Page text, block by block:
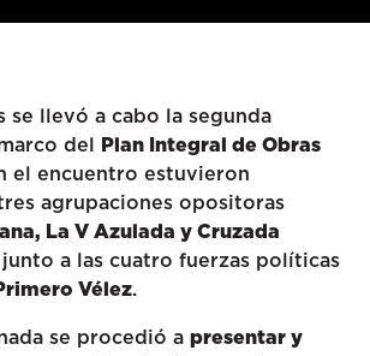
se llevó a cabo la segunda
del
Plan Integral de Obras
el encuentro estuvieron
agrupaciones opositoras
La V Azulada y Cruzada
junto a las cuatro fuerzas políticas
Vélez.
se procedió a presentar y